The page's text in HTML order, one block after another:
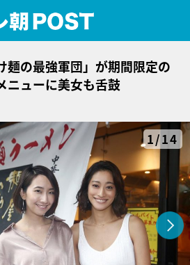
麺の最強軍団」が期間限定の
ニューに美女も舌鼓
1/14